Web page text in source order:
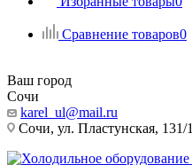
Сравнение товаров0
Ваш город
Сочи
karel_ul@mail.ru
Сочи, ул. Пластунская, 131/1